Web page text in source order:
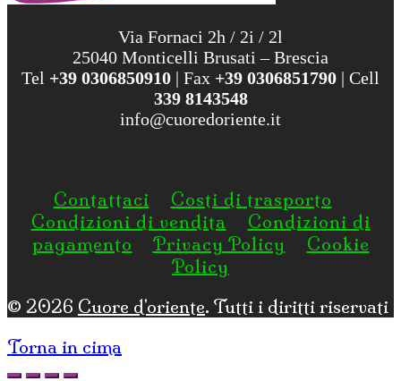
Via Fornaci 2h / 2i / 2l
25040 Monticelli Brusati – Brescia
Tel +39 0306850910 | Fax +39 0306851790 | Cell
339 8143548
info@cuoredoriente.it
Contattaci
Costi di trasporto
Condizioni di vendita
Condizioni di
pagamento
Privacy Policy
Cookie
Policy
© 2026 Cuore d'oriente. Tutti i diritti riservati
Torna in cima